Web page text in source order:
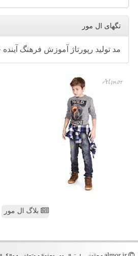
تگهای ال مور
مد تولید رپورتاژ آموزش فرهنگ آینده
بلاگ ال مور